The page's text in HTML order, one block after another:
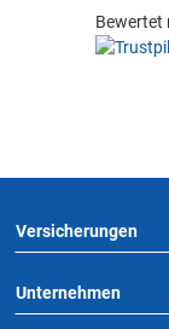
Bewertet
Versicherungen
Unternehmen